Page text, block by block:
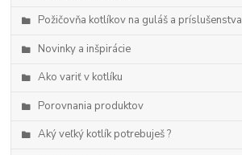
Požičovňa kotlíkov na guláš a príslušenstva
Novinky a inšpirácie
Ako variť v kotlíku
Porovnania produktov
Aký veľký kotlík potrebuješ ?